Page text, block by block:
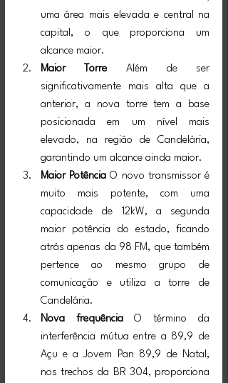
uma área mais elevada e central na
capital, o que proporciona um
alcance maior.
Maior Torre Além de ser
significativamente mais alta que a
anterior, a nova torre tem a base
posicionada em um nível mais
elevado, na região de Candelária,
garantindo um alcance ainda maior.
Maior Potência O novo transmissor é
muito mais potente, com uma
capacidade de 12kW, a segunda
maior potência do estado, ficando
atrás apenas da 98 FM, que também
pertence ao mesmo grupo de
comunicação e utiliza a torre de
Candelária.
Nova frequência
O término da
interferência mútua entre a 89,9 de
Açu e a Jovem Pan 89,9 de Natal,
nos trechos da BR 304, proporciona